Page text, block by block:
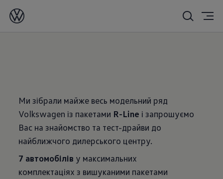
24.05.2019
Ми зібрали майже весь модельний ряд
Volkswagen із пакетами R-Line і запрошуємо
Вас на знайомство та тест-драйви до
найближчого дилерського центру.
7 автомобілів у максимальних
комплектаціях з вишуканими пакетами